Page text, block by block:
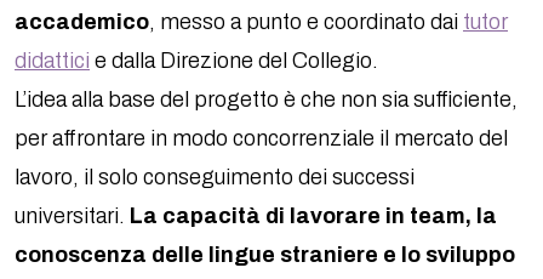
accademico, messo a punto e coordinato dai tutor
didattici e dalla Direzione del Collegio.
L’idea alla base del progetto è che non sia sufficiente,
per affrontare in modo concorrenziale il mercato del
lavoro, il solo conseguimento dei successi
universitari. La capacità di lavorare in team, la
conoscenza delle lingue straniere e lo sviluppo